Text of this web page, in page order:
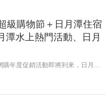
級購物節＋日月潭住宿
潭水上熱門活動、日月
年度促銷活動即將到來，日月...